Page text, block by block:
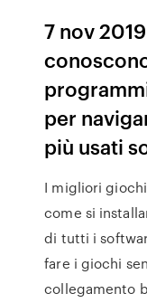
7 nov
per
più usati
I migliori
come si
di tutti i
fare i giochi
collegamento